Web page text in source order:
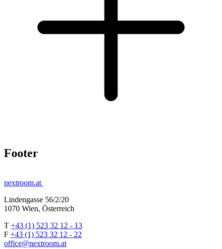
Footer
nextroom.at
Lindengasse 56/2/20
1070 Wien, Österreich
T +43 (1) 523 32 12 - 13
F +43 (1) 523 32 12 - 22
office@nextroom.at